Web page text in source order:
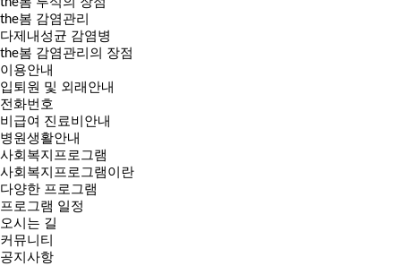
the봄 감염관리
다제내성균 감염병
the봄 감염관리의 장점
이용안내
입퇴원 및 외래안내
전화번호
비급여 진료비안내
병원생활안내
사회복지프로그램
사회복지프로그램이란
다양한 프로그램
프로그램 일정
오시는 길
커뮤니티
공지사항